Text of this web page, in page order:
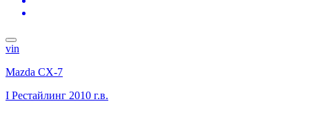
vin
Mazda CX-7
I Рестайлинг 2010 г.в.